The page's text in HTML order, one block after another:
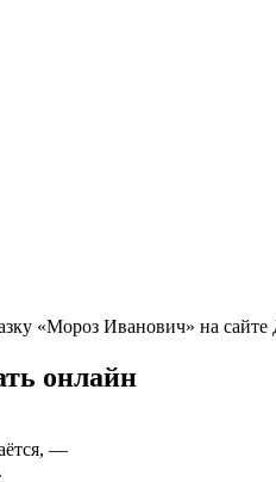
«Мороз Иванович» на сайте
онлайн
—